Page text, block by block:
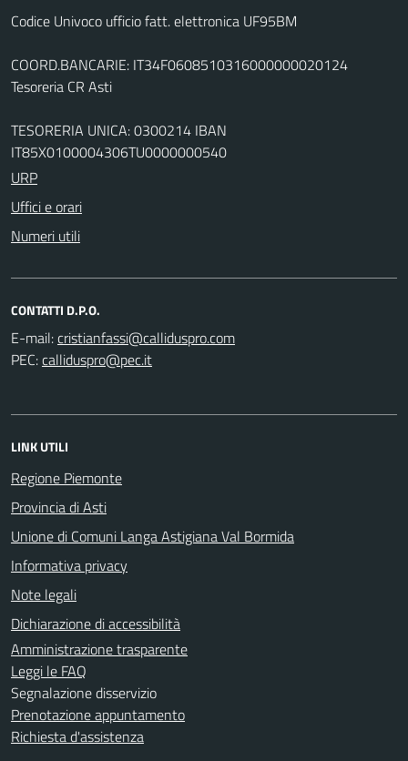
Codice Univoco ufficio fatt. elettronica UF95BM
COORD.BANCARIE: IT34F0608510316000000020124
Tesoreria CR Asti
TESORERIA UNICA: 0300214 IBAN
IT85X0100004306TU0000000540
URP
Uffici e orari
Numeri utili
CONTATTI D.P.O.
E-mail:
PEC:
LINK UTILI
Regione Piemonte
Provincia di Asti
Unione di Comuni Langa Astigiana Val Bormida
Informativa privacy
Note legali
Dichiarazione di accessibilità
Amministrazione trasparente
Leggi le FAQ
Segnalazione disservizio
Prenotazione appuntamento
Richiesta d'assistenza